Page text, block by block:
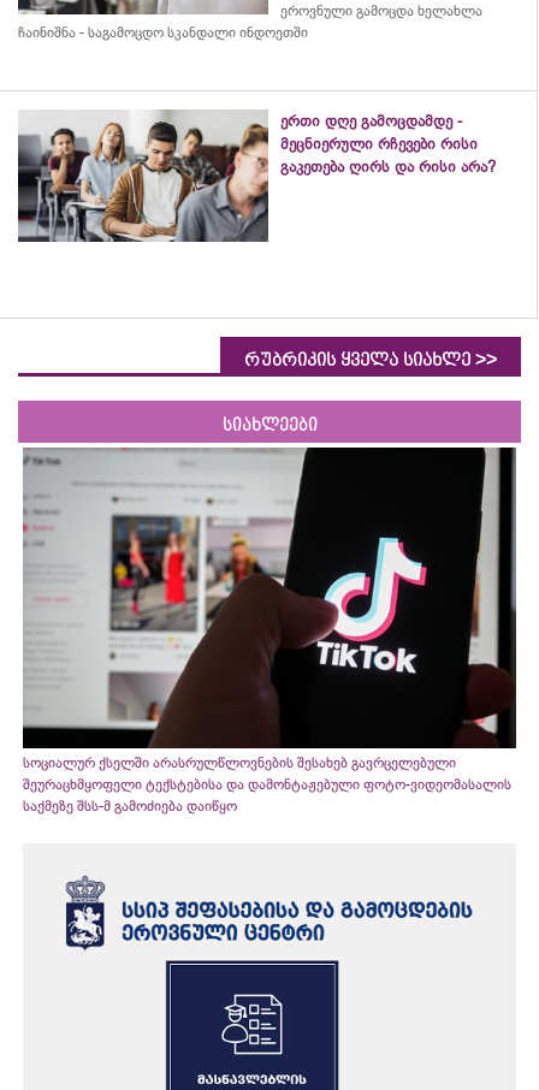
ეროვნული გამოცდა ხელახლა
ჩაინიშნა - საგამოცდო სკანდალი ინდოეთში
ერთი დღე გამოცდამდე -
მეცნიერული რჩევები რისი
გაკეთება ღირს და რისი არა?
რუბრიკის ყველა სიახლე >>
სიახლეები
სოციალურ ქსელში არასრულწლოვნების შესახებ გავრცელებული
შეურაცხმყოფელი ტექსტებისა და დამონტაჟებული ფოტო-ვიდეომასალის
საქმეზე შსს-მ გამოძიება დაიწყო